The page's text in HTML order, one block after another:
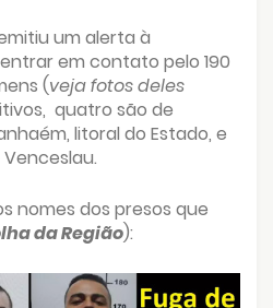
um alerta à
em contato pelo 190
(veja fotos deles
quatro são de
litoral do Estado, e
nomes dos presos que
da Região):